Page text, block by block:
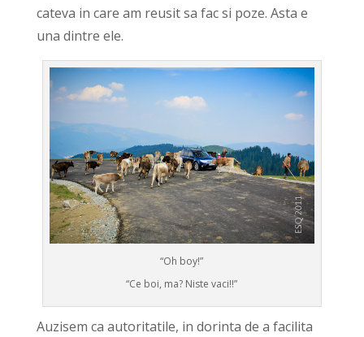
cateva in care am reusit sa fac si poze. Asta e
una dintre ele.
“Oh boy!”
“Ce boi, ma? Niste vaci!!”
Auzisem ca autoritatile, in dorinta de a facilita